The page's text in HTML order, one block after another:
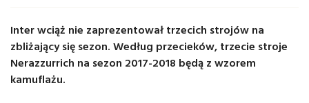
Inter wciąż nie zaprezentował trzecich strojów na
zbliżający się sezon. Według przecieków, trzecie stroje
Nerazzurrich na sezon 2017-2018 będą z wzorem
kamuflażu.